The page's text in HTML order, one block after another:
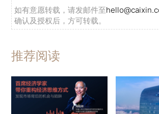
如有意愿转载，请发邮件至
确认及授权后，方可转载。
推荐阅读